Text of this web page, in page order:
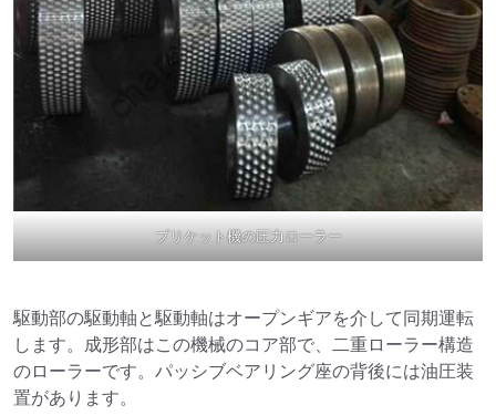
ブリケット機の圧力ローラー
駆動部の駆動軸と駆動軸はオープンギアを介して同期運転
します。成形部はこの機械のコア部で、二重ローラー構造
のローラーです。パッシブベアリング座の背後には油圧装
置があります。